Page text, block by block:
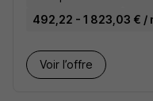
492,22 - 1 823,03 € /
Voir l’offre